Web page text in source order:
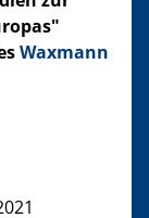
Waxmann